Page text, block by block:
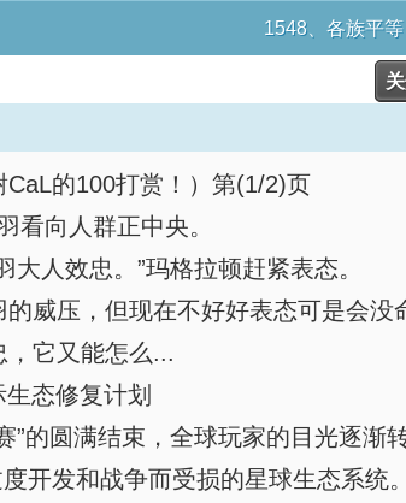
1548、各族平
的100打赏！）第(1/2)页
看向人群正中央。
人效忠。”玛格拉顿赶紧表态。
威压，但现在不好好表态可是会没
它又能怎么...
态修复计划
的圆满结束，全球玩家的目光逐渐
开发和战争而受损的星球生态系